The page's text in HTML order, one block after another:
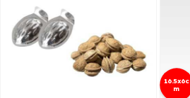
16.5x6c
m